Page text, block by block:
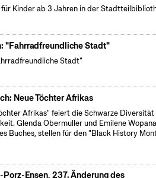
Kinder ab 3 Jahren in der
"Fahrradfreundliche Stadt"
Stadt"
Neue Töchter Afrikas
Afrikas" feiert die Schwarze Diversität
Glenda Obermuller und Emilene
Buches, stellen für den "Black History
Porz-Ensen, 237. Änderung des